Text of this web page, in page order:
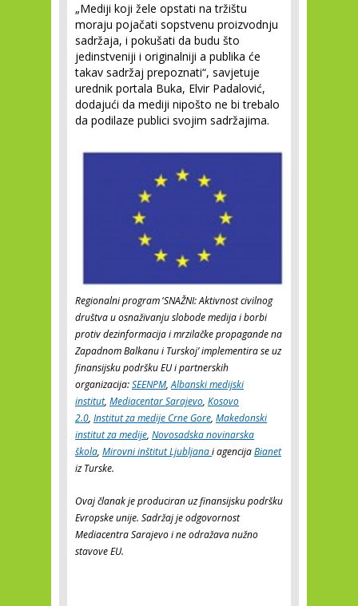
„Mediji koji žele opstati na tržištu
moraju pojačati sopstvenu proizvodnju
sadržaja, i pokušati da budu što
jedinstveniji i originalniji a publika će
takav sadržaj prepoznati“, savjetuje
urednik portala Buka, Elvir Padalović,
dodajući da mediji nipošto ne bi trebalo
da podilaze publici svojim sadržajima.
Regionalni program‘SNAŽNI: Aktivnost civilnog
društva u osnaživanju slobode medija i borbi
protiv dezinformacija i mrzilačke propagande na
Zapadnom Balkanu i Turskoj’ implementira se uz
finansijsku podršku EU i partnerskih
organizacija:SEENPM,Albanski medijski
institut, Mediacentar Sarajevo, Kosovo
2.0, Institut za medije Crne Gore, Makedonski
institut za medije, Novosadska novinarska
škola, Mirovni inštitut Ljubljanai agencijaBianet
iz Turske.
Ovaj članak je produciran uz finansijsku podršku
Evropske unije. Sadržaj je odgovornost
Mediacentra Sarajevo i ne odražava nužno
stavove EU.